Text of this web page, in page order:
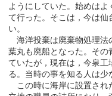
ようにしていた。始めは
て行った。そこは，今は
い。
海洋投棄は廃棄物処理法
葉丸も廃船となった。そ
ていたが，現在は，今泉
る。当時の事を知る人は少
この時に海岸に設置され